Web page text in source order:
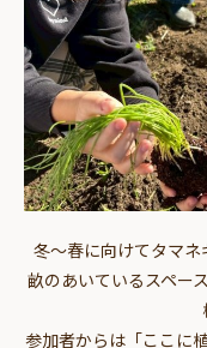
冬～春に向けてタマネ
畝のあいているスペー
参加者からは「ここに